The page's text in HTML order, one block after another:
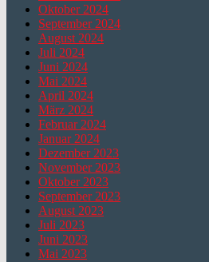
Oktober 2024
September 2024
August 2024
Juli 2024
Juni 2024
Mai 2024
April 2024
März 2024
Februar 2024
Januar 2024
Dezember 2023
November 2023
Oktober 2023
September 2023
August 2023
Juli 2023
Juni 2023
Mai 2023